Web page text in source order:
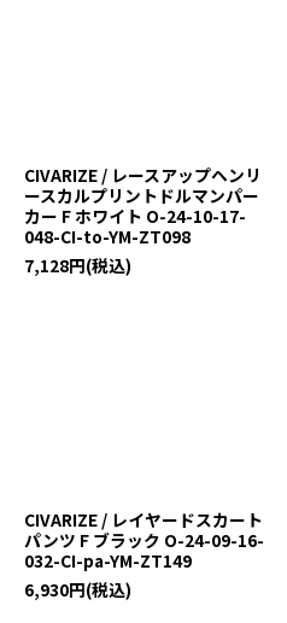
CIVARIZE / レースアップヘンリ
ースカルプリントドルマンパー
カー F ホワイト O-24-10-17-
048-CI-to-YM-ZT098
7,128円(税込)
CIVARIZE / レイヤードスカート
パンツ F ブラック O-24-09-16-
032-CI-pa-YM-ZT149
6,930円(税込)